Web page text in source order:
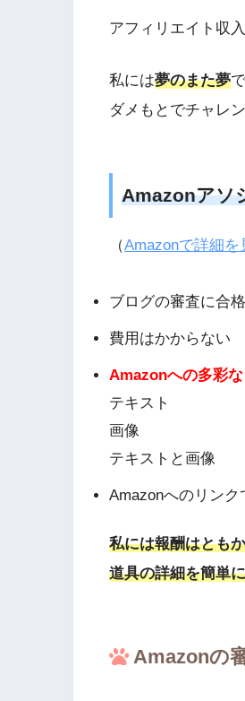
アフィリエイト収
私には夢のまた夢
ダメもとでチャレ
Amazonアソ
（Amazonで詳細を
ブログの審査に合
費用はかからない
Amazonへの多彩
テキスト
画像
テキストと画像
Amazonへのリン
私には報酬はとも
道具の詳細を簡単
Amazonの